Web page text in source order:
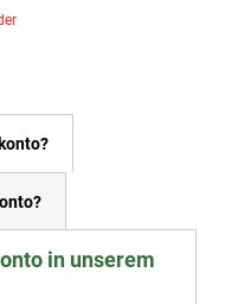
in unserem